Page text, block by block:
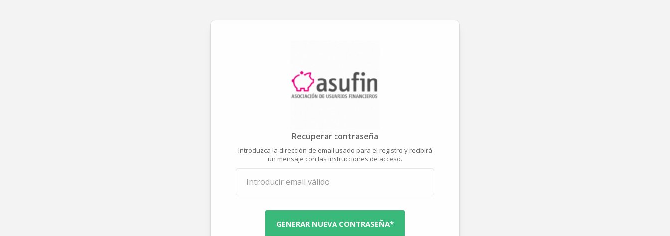
Recuperar contraseña
Introduzca la dirección de email usado para el registro y recibirá
un mensaje con las instrucciones de acceso.
GENERAR NUEVA CONTRASEÑA*